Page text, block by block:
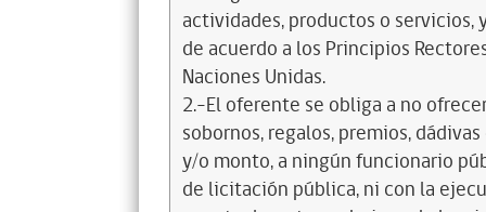
actividades, productos o servicios,
de acuerdo a los Principios
Naciones Unidas.
2.-El oferente se obliga a no
sobornos, regalos, premios,
y/o monto, a ningún funcionario
de licitación pública, ni con la